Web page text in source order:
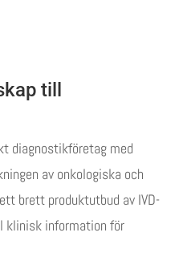
till
diagnostikföretag med
av onkologiska och
brett produktutbud av IVD-
klinisk information för